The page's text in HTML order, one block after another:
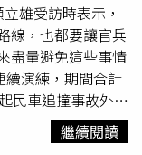
開始補強民防，
灣長期去政治化、
際，中國幾十年來
落差，兩岸一旦開
，國際支持固然重
大致依賴美國《台
危機，外部援助恐
雄受訪時表示，
線，也都要讓官兵
盡量避免這些事情
演練，期間合計
民車追撞事故外，
、裝備妥善鑑濾
會做好更好的安全
繼續閱讀